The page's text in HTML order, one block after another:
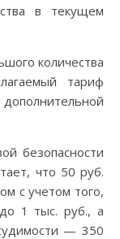
в текущем
количества
тариф
безопасности
что 50 руб.
с учетом того,
1 тыс. руб., а
— 350